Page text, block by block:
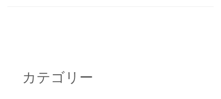
カテゴリー